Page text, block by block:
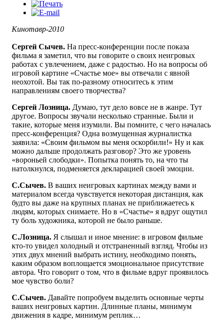
Кинотавр-2010
Сергей Сычев. На пресс-конференции после показа
фильма я заметил, что вы говорите о своих неигровых
работах с увлечением, даже с радостью. Но на вопросы об
игровой картине «Счастье мое» вы отвечали с явной
неохотой. Вы так по-разному относитесь к этим
направлениям своего творчества?
Сергей Лозница. Думаю, тут дело вовсе не в жанре. Тут
другое. Вопросы звучали несколько странные. Были и
такие, которые меня изумили. Вы помните, с чего началась
пресс-конференция? Одна возмущенная журналистка
заявила: «Своим фильмом вы меня оскорбили!» Ну и как
можно дальше продолжать разговор? Это же уровень
«вороньей слободки». Попытка понять то, на что ты
натолкнулся, подменяется декларацией своей эмоции.
С.Сычев. В ваших неигровых картинах между вами и
материалом всегда чувствуется некоторая дистанция, как
будто вы даже на крупных планах не приближаетесь к
людям, которых снимаете. Но в «Счастье» я вдруг ощутил
ту боль художника, которой не было раньше.
С.Лозница. Я слышал и иное мнение: в игровом фильме
кто-то увидел холодный и отстраненный взгляд. Чтобы из
этих двух мнений выбрать истину, необходимо понять,
каким образом воплощается эмоциональное присутствие
автора. Что говорит о том, что в фильме вдруг проявилось
мое чувство боли?
С.Сычев. Давайте попробуем выделить основные черты
ваших неигровых картин. Длинные планы, минимум
движения в кадре, минимум реплик…